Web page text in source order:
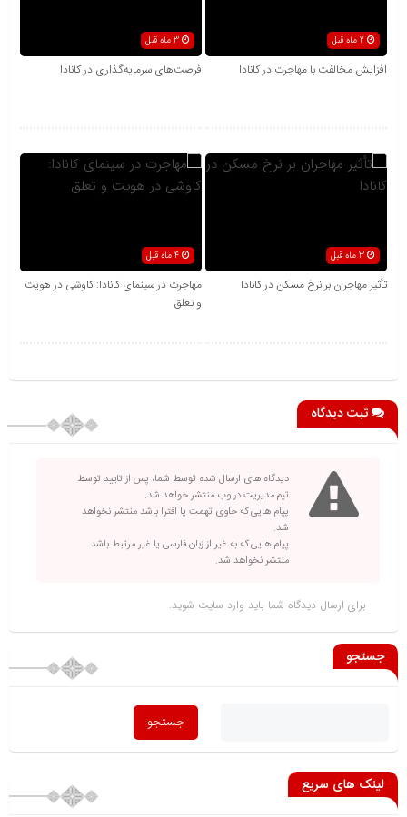
2 ماه قبل
افزایش مخالفت با مهاجرت در کانادا فرصت‌های سرمایه‌گذاری در کانادا
3 ماه قبل
تأثیر مهاجران بر نرخ مسکن در کانادا
مهاجرت در سینمای کانادا: کاوشی در هویت
و تعلق
ثبت دیدگاه
دیدگاه های ارسال شده توسط شما، پس از تایید توسط
تیم مدیریت در وب منتشر خواهد شد.
پیام هایی که حاوی تهمت یا افترا باشد منتشر نخواهد
شد.
پیام هایی که به غیر از زبان فارسی یا غیر مرتبط باشد
منتشر نخواهد شد.
برای ارسال دیدگاه شما باید وارد سایت شوید.
جستجو
لینک های سریع